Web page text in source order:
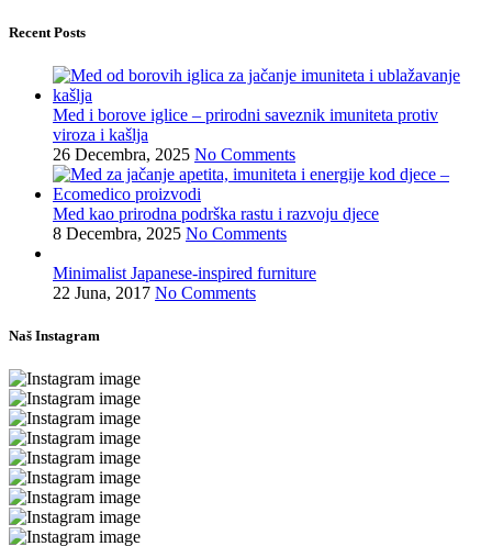
Recent Posts
Med i borove iglice – prirodni saveznik imuniteta protiv
viroza i kašlja
26 Decembra, 2025 No Comments
Med kao prirodna podrška rastu i razvoju djece
8 Decembra, 2025 No Comments
Minimalist Japanese-inspired furniture
22 Juna, 2017 No Comments
Naš Instagram